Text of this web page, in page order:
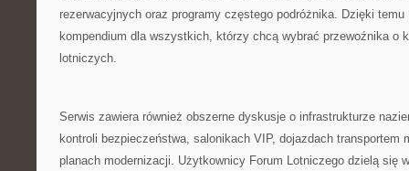
rezerwacyjnych oraz programy częstego podróżnika. Dzięki
kompendium dla wszystkich, którzy chcą wybrać przewoźnika o
lotniczych.
Serwis zawiera również obszerne dyskusje o infrastrukturze
kontroli bezpieczeństwa, salonikach VIP, dojazdach transportem
planach modernizacji. Użytkownicy Forum Lotniczego dzielą się